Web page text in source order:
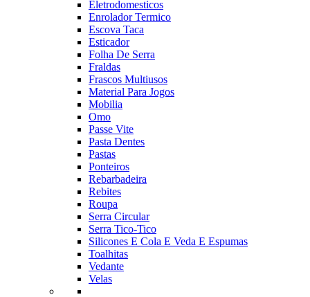
Eletrodomesticos
Enrolador Termico
Escova Taca
Esticador
Folha De Serra
Fraldas
Frascos Multiusos
Material Para Jogos
Mobilia
Omo
Passe Vite
Pasta Dentes
Pastas
Ponteiros
Rebarbadeira
Rebites
Roupa
Serra Circular
Serra Tico-Tico
Silicones E Cola E Veda E Espumas
Toalhitas
Vedante
Velas